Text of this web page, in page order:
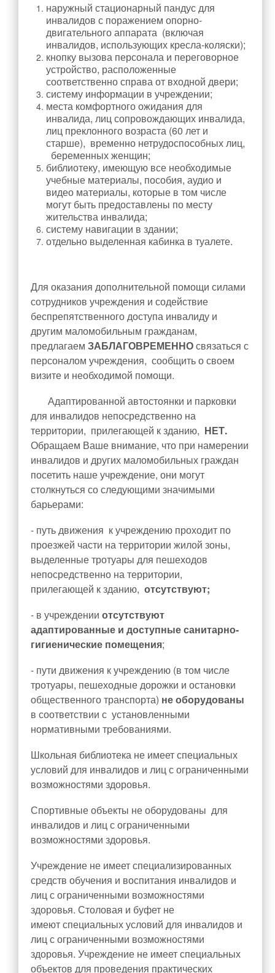
наружный стационарный пандус для
инвалидов с поражением опорно-
двигательного аппарата (включая
инвалидов, использующих кресла-коляски);
кнопку вызова персонала и переговорное
устройство, расположенные
соответственно справа от входной двери;
систему информации в учреждении;
места комфортного ожидания для
инвалида, лиц сопровождающих инвалида,
лиц преклонного возраста (60 лет и
старше), временно нетрудоспособных лиц,
беременных женщин;
библиотеку, имеющую все необходимые
учебные материалы, пособия, аудио и
видео материалы, которые в том числе
могут быть предоставлены по месту
жительства инвалида;
систему навигации в здании;
отдельно выделенная кабинка в туалете.
Для оказания дополнительной помощи силами
сотрудников учреждения и содействие
беспрепятственного доступа инвалиду и
другим маломобильным гражданам,
предлагаем ЗАБЛАГОВРЕМЕННОсвязаться с
персоналом учреждения, сообщить о своем
визите и необходимой помощи.
Адаптированной автостоянки и парковки
для инвалидов непосредственно на
территории, прилегающей к зданию, НЕТ.
Обращаем Ваше внимание, что при намерении
инвалидов и других маломобильных граждан
посетить наше учреждение, они могут
столкнуться со следующими значимыми
барьерами:
- путь движения к учреждению проходит по
проезжей части на территории жилой зоны,
выделенные тротуары для пешеходов
непосредственно на территории,
прилегающей к зданию, отсутствуют;
- в учреждении отсутствуют
адаптированные и доступные санитарно-
гигиенические помещения;
- пути движения к учреждению (в том числе
тротуары, пешеходные дорожки и остановки
общественного транспорта) не оборудованы
в соответствии с установленными
нормативными требованиями.
Школьная библиотека не имеет специальных
условий для инвалидов и лиц с ограниченными
возможностями здоровья.
Спортивные объекты не оборудованы для
инвалидов и лиц с ограниченными
возможностями здоровья.
Учреждение не имеет специализированных
средств обучения и воспитания инвалидов и
лиц с ограниченными возможностями
здоровья. Столовая и буфет не
имеют специальных условий для инвалидов и
лиц с ограниченными возможностями
здоровья. Учреждение не имеет специальных
объектов для проведения практических